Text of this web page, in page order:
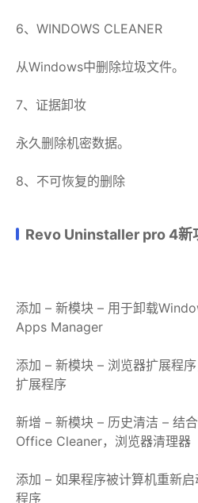
6、WINDOWS CLEANER
从Windows中删除垃圾文件。
7、证据卸妆
永久删除机密数据。
8、不可恢复的删除
Revo Uninstaller pro 4新
添加 – 新模块 – 用于卸载
Apps Manager
添加 – 新模块 – 浏览器扩展程
扩展程序
新增 – 新模块 – 历史清洁 – 结
Office Cleaner，浏览器清理器
添加 – 如果程序被计算机重新
程序